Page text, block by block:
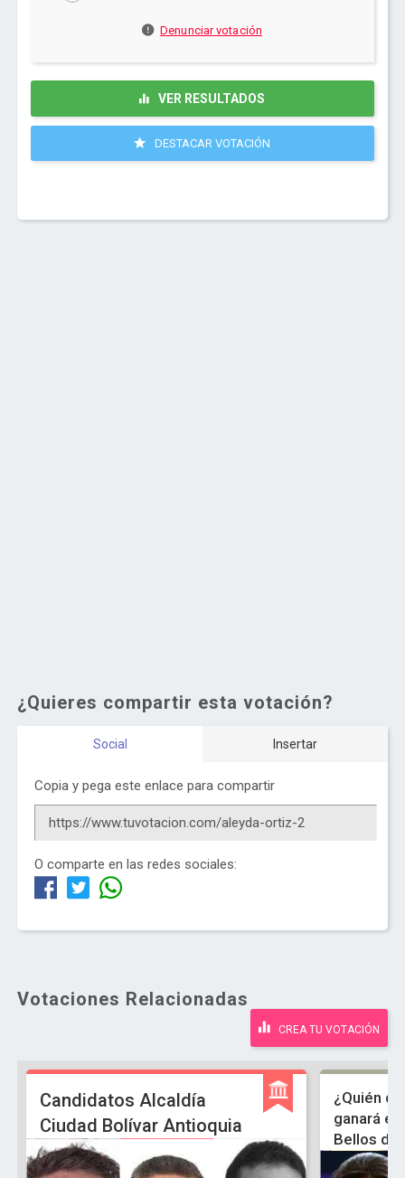
Denunciar votación
VER RESULTADOS
DESTACAR VOTACIÓN
¿Quieres compartir esta votación?
Social Insertar
Copia y pega este enlace para compartir
O comparte en las redes sociales:
Votaciones Relacionadas
CREA TU VOTACIÓN
Candidatos Alcaldía
Ciudad Bolívar Antioquia
¿Quién
ganará el
Bellos de